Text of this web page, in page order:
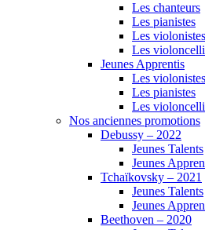
Les chanteurs
Les pianistes
Les violonistes
Les
Jeunes Apprentis
Les violonistes
Les pianistes
Les
Nos anciennes promotions
Debussy – 2022
Jeunes Talents
Jeunes
Tchaïkovsky – 2021
Jeunes Talents
Jeunes
Beethoven – 2020